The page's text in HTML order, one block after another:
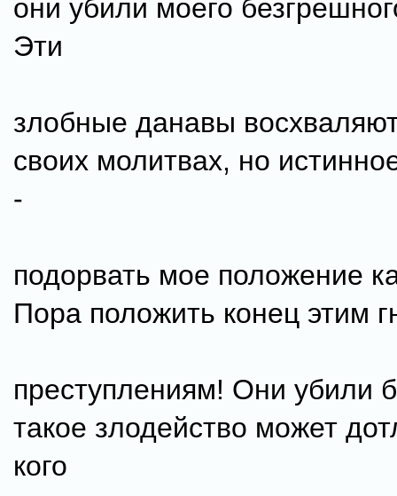
они убили моего
Эти
злобные данавы
своих молитвах, но
-
подорвать мое положение
Пора положить конец этим
преступлениям! Они убили
такое злодейство может
кого